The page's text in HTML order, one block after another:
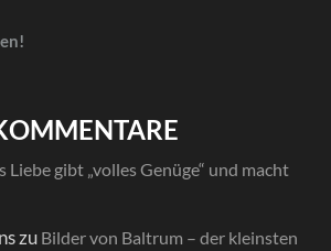
Liebe gibt „volles Genüge“ und macht
zu Bilder von Baltrum – der kleinsten